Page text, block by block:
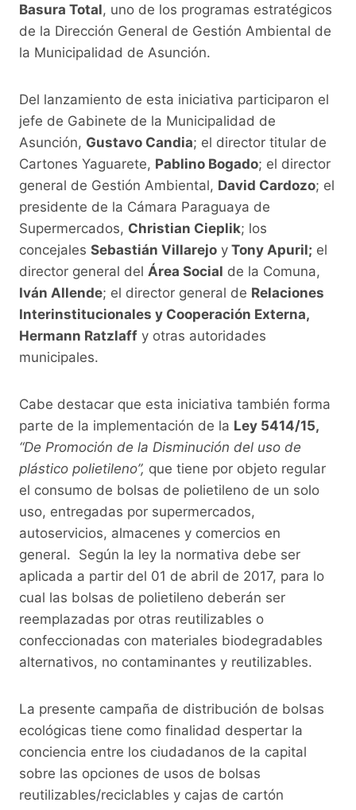
Basura Total, uno de los programas estratégicos
de la Dirección General de Gestión Ambiental de
la Municipalidad de Asunción.
Del lanzamiento de esta iniciativa participaron el
jefe de Gabinete de la Municipalidad de
Asunción, Gustavo Candia; el director titular de
Cartones Yaguarete, Pablino Bogado; el director
general de Gestión Ambiental, David Cardozo; el
presidente de la Cámara Paraguaya de
Supermercados, Christian Cieplik; los
concejales Sebastián Villarejo y Tony Apuril; el
director general del Área Social de la Comuna,
Iván Allende; el director general de Relaciones
Interinstitucionales y Cooperación Externa,
Hermann Ratzlaff y otras autoridades
municipales.
Cabe destacar que esta iniciativa también forma
parte de la implementación de la Ley 5414/15,
“De Promoción de la Disminución del uso de
plástico polietileno”, que tiene por objeto regular
el consumo de bolsas de polietileno de un solo
uso, entregadas por supermercados,
autoservicios, almacenes y comercios en
general. Según la ley la normativa debe ser
aplicada a partir del 01 de abril de 2017, para lo
cual las bolsas de polietileno deberán ser
reemplazadas por otras reutilizables o
confeccionadas con materiales biodegradables
alternativos, no contaminantes y reutilizables.
La presente campaña de distribución de bolsas
ecológicas tiene como finalidad despertar la
conciencia entre los ciudadanos de la capital
sobre las opciones de usos de bolsas
reutilizables/reciclables y cajas de cartón